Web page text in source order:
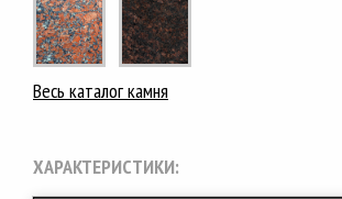
Весь каталог камня
ХАРАКТЕРИСТИКИ: